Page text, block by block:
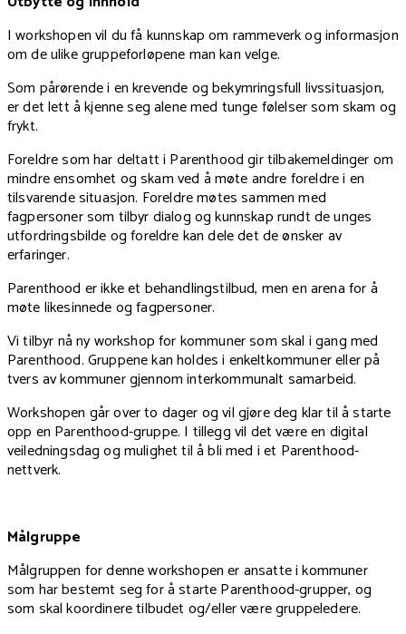
I workshopen vil du få kunnskap om rammeverk og informasjon
om de ulike gruppeforløpene man kan velge.
Som pårørende i en krevende og bekymringsfull livssituasjon,
er det lett å kjenne seg alene med tunge følelser som skam og
frykt.
Foreldre som har deltatt i Parenthood gir tilbakemeldinger om
mindre ensomhet og skam ved å møte andre foreldre i en
tilsvarende situasjon. Foreldre møtes sammen med
fagpersoner som tilbyr dialog og kunnskap rundt de unges
utfordringsbilde og foreldre kan dele det de ønsker av
erfaringer.
Parenthood er ikke et behandlingstilbud, men en arena for å
møte likesinnede og fagpersoner.
Vi tilbyr nå ny workshop for kommuner som skal i gang med
Parenthood. Gruppene kan holdes i enkeltkommuner eller på
tvers av kommuner gjennom interkommunalt samarbeid.
Workshopen går over to dager og vil gjøre deg klar til å starte
opp en Parenthood-gruppe. I tillegg vil det være en digital
veiledningsdag og mulighet til å bli med i et Parenthood-
nettverk.
Målgruppe
Målgruppen for denne workshopen er ansatte i kommuner
som har bestemt seg for å starte Parenthood-grupper, og
som skal koordinere tilbudet og/eller være gruppeledere.